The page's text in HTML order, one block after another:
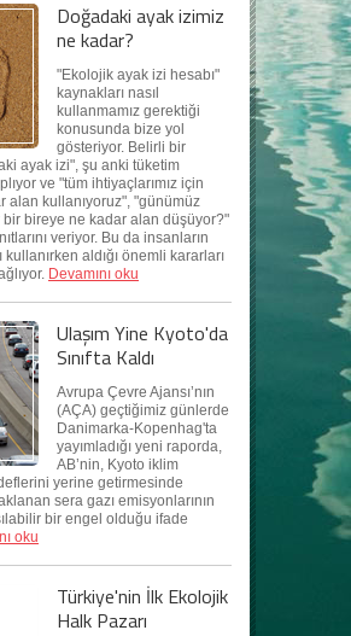
Doğadaki ayak izimiz
ne kadar?
"Ekolojik ayak izi hesabı"
kaynakları nasıl
kullanmamız gerektiği
konusunda bize yol
gösteriyor. Belirli bir
ayak izi", şu anki tüketim
ve "tüm ihtiyaçlarımız için
alan kullanıyoruz", "günümüz
bir bireye ne kadar alan düşüyor?"
veriyor. Bu da insanların
aldığı önemli kararları
Devamını oku
Ulaşım Yine Kyoto'da
Sınıfta Kaldı
Avrupa Çevre Ajansı’nın
(AÇA) geçtiğimiz günlerde
Danimarka-Kopenhag'ta
yayımladığı yeni raporda,
AB’nin, Kyoto iklim
yerine getirmesinde
sera gazı emisyonlarının
bir engel olduğu ifade
oku
Türkiye'nin İlk Ekolojik
Halk Pazarı